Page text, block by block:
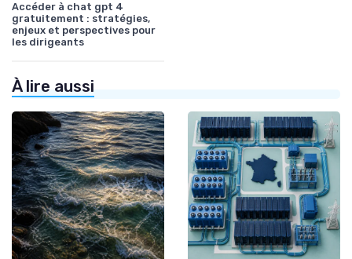
Accéder à chat gpt 4
gratuitement : stratégies,
enjeux et perspectives pour
les dirigeants
À lire aussi